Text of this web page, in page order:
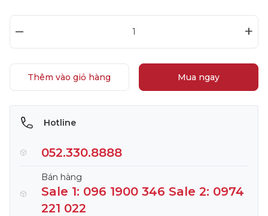
– +
Thêm vào giỏ hàng Mua ngay
Hotline
052.330.8888
Bán hàng
Sale 1: 096 1900 346 Sale 2: 0974
221 022